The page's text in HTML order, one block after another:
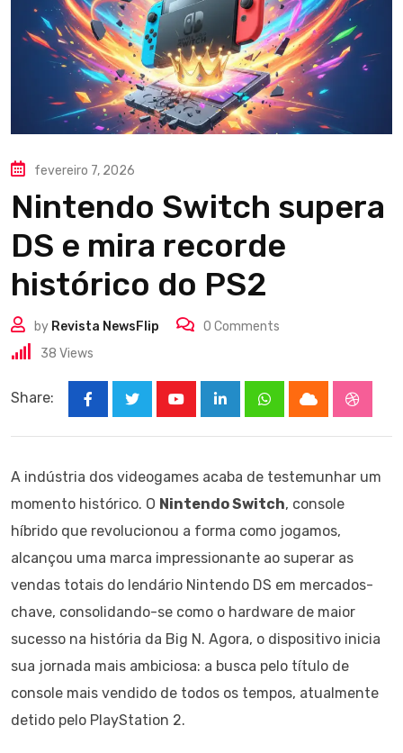
fevereiro 7, 2026
Nintendo Switch supera
DS e mira recorde
histórico do PS2
by Revista NewsFlip 0 Comments
38 Views
Share:
LinkedInWhatsappCloud
A indústria dos videogames acaba de testemunhar um
momento histórico. O Nintendo Switch, console
híbrido que revolucionou a forma como jogamos,
alcançou uma marca impressionante ao superar as
vendas totais do lendário Nintendo DS em mercados-
chave, consolidando-se como o hardware de maior
sucesso na história da Big N. Agora, o dispositivo inicia
sua jornada mais ambiciosa: a busca pelo título de
console mais vendido de todos os tempos, atualmente
detido pelo PlayStation 2.